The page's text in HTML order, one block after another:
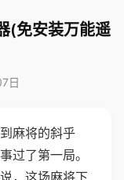
(免安装万能遥
日
麻将的斜乎
过了第一局。
，这场麻将下